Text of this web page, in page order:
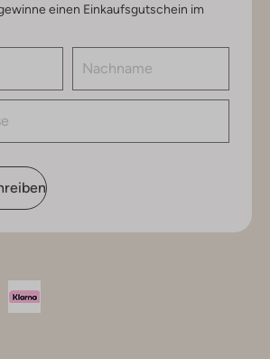
einen Einkaufsgutschein im